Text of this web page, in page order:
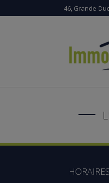
46, Grande-